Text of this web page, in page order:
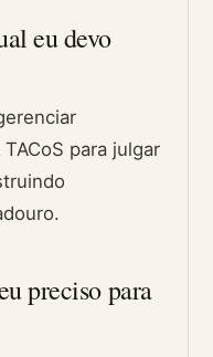
eu devo
para julgar
preciso para